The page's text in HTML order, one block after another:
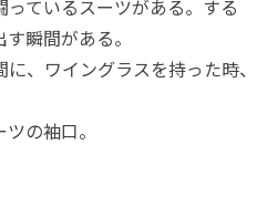
ているスーツがある。する
瞬間がある。
、ワイングラスを持った時、
の袖口。